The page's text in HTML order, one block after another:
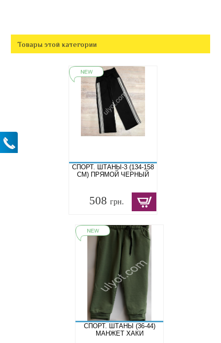
Товары этой категории
СПОРТ. ШТАНЫ-3 (134-158
СМ) ПРЯМОЙ ЧЕРНЫЙ
508 грн.
СПОРТ. ШТАНЫ (36-44)
МАНЖЕТ ХАКИ